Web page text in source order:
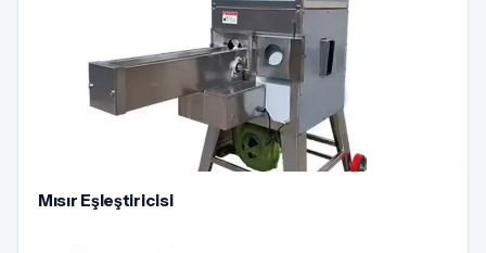
Mısır Eşleştiricisi